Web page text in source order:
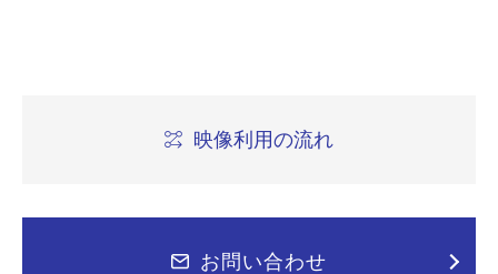
映像利用の流れ
お問い合わせ